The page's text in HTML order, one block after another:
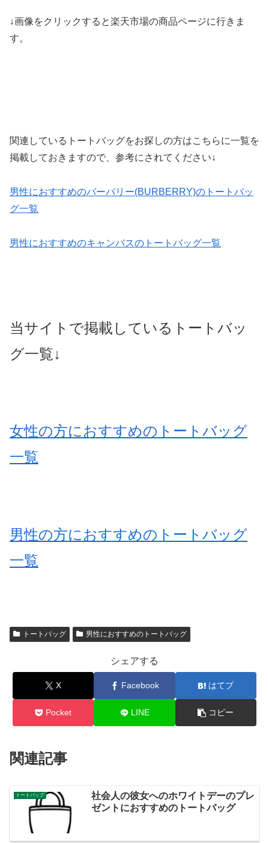
↓画像をクリックすると楽天市場の商品ページに行きま
す。
関連しているトートバッグをお探しの方はこちらに一覧を
掲載しておきますので、参考にされてください↓
男性におすすめのバーバリー(BURBERRY)のトートバッ
グ一覧
男性におすすめのキャンバスのトートバッグ一覧
当サイトで掲載しているトートバッ
グ一覧↓
女性の方におすすめのトートバッグ
一覧
男性の方におすすめのトートバッグ
一覧
トートバッグ 男性におすすめのトートバッグ
シェアする
X Facebook はてブ
Pocket LINE コピー
関連記事
トートバッグ
社会人の彼女へのホワイトデーのプレ
ゼントにおすすめのトートバッグ